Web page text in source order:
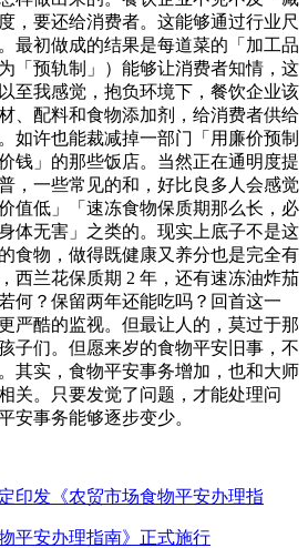
印发《农贸市场食物平安办理指
平安办理指南》正式施行